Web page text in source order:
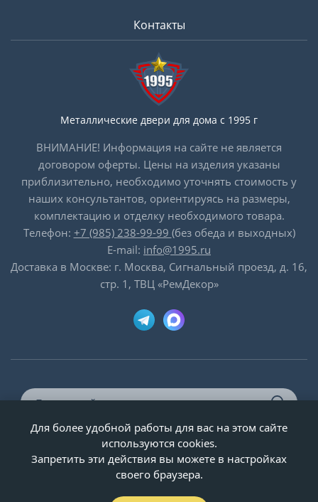
Контакты
Металлические двери для дома с 1995 г
ВНИМАНИЕ! Информация на сайте не является
договором оферты. Цены на изделия указаны
приблизительно, необходимо уточнять стоимость у
наших консультантов, ориентируясь на размеры,
комплектацию и отделку необходимого товара.
Телефон: +7 (985) 238-99-99 (без обеда и выходных)
E-mail: info@1995.ru
Доставка в Москве: г. Москва, Сигнальный проезд, д. 16,
стр. 1, ТВЦ «РемДекор»
© ООО «Двери-и-точка», ИНН 5020092947, 1995-2026 г.
Для более удобной работы для вас на этом сайте
используются cookies.
Запретить эти действия вы можете в настройках
своего браузера.